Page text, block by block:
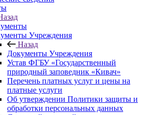
Учреждения
Назад
Документы Учреждения
Устав ФГБУ «Государственный
природный заповедник «Кивач»
Перечень платных услуг и цены на
платные услуги
Об утверждении Политики защиты и
обработки персональных данных